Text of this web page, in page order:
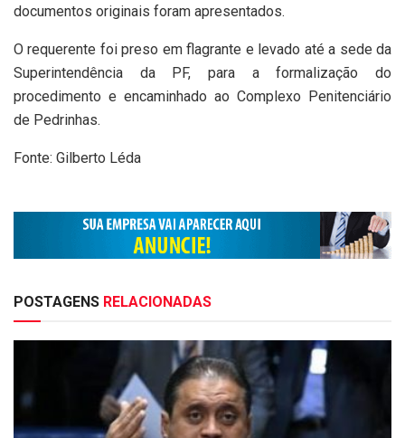
documentos originais foram apresentados.
O requerente foi preso em flagrante e levado até a sede da
Superintendência da PF, para a formalização do
procedimento e encaminhado ao Complexo Penitenciário
de Pedrinhas.
Fonte: Gilberto Léda
POSTAGENS RELACIONADAS